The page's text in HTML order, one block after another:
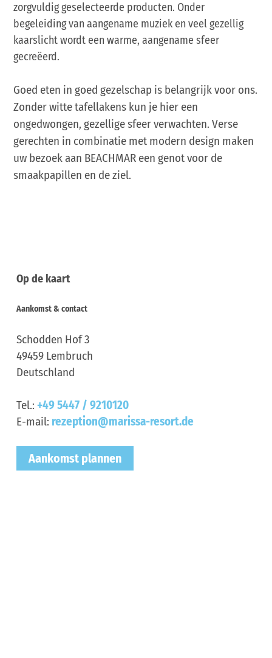
zorgvuldig geselecteerde producten. Onder
begeleiding van aangename muziek en veel gezellig
kaarslicht wordt een warme, aangename sfeer
gecreëerd.
Goed eten in goed gezelschap is belangrijk voor ons.
Zonder witte tafellakens kun je hier een
ongedwongen, gezellige sfeer verwachten. Verse
gerechten in combinatie met modern design maken
uw bezoek aan BEACHMAR een genot voor de
smaakpapillen en de ziel.
Op de kaart
Aankomst & contact
Schodden Hof 3
49459 Lembruch
Deutschland
Tel.: +49 5447 / 9210120
E-mail: rezeption@marissa-resort.de
Aankomst plannen